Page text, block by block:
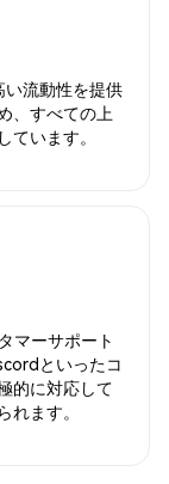
い流動性を提供
、すべての上
います。
マーサポート
といったコ
的に対応して
ます。